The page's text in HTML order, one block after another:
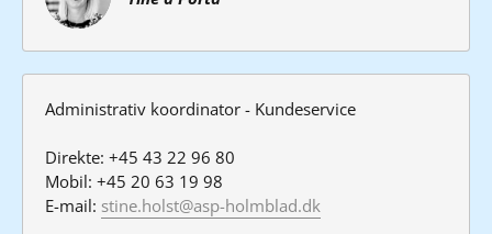
Administrativ koordinator - Kundeservice
Direkte: +45 43 22 96 80
Mobil: +45 20 63 19 98
E-mail: stine.holst@asp-holmblad.dk